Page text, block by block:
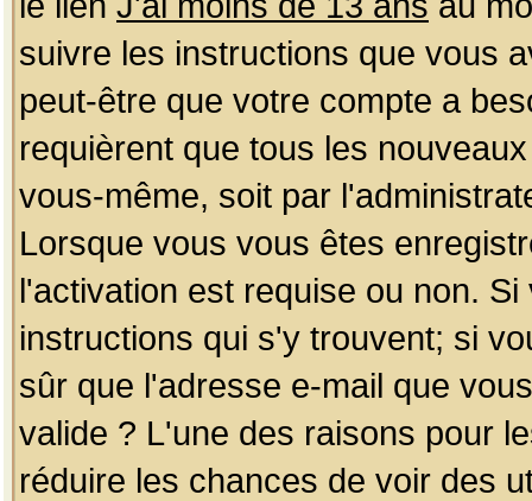
suivre les instructions que vous
peut-être que votre compte a
requièrent que tous les
vous-même, soit par
Lorsque vous vous êtes
l'activation est requise ou non.
instructions qui s'y trouvent; si
sûr que l'adresse e-mail que
valide ? L'une des raisons pour
réduire les chances de voir des